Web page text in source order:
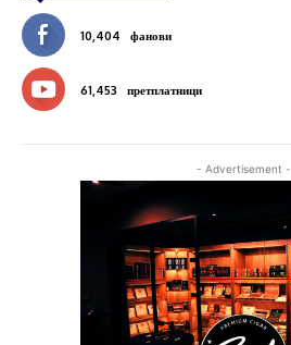
10,404 фанови
61,453 претплатници
- Advertisement -